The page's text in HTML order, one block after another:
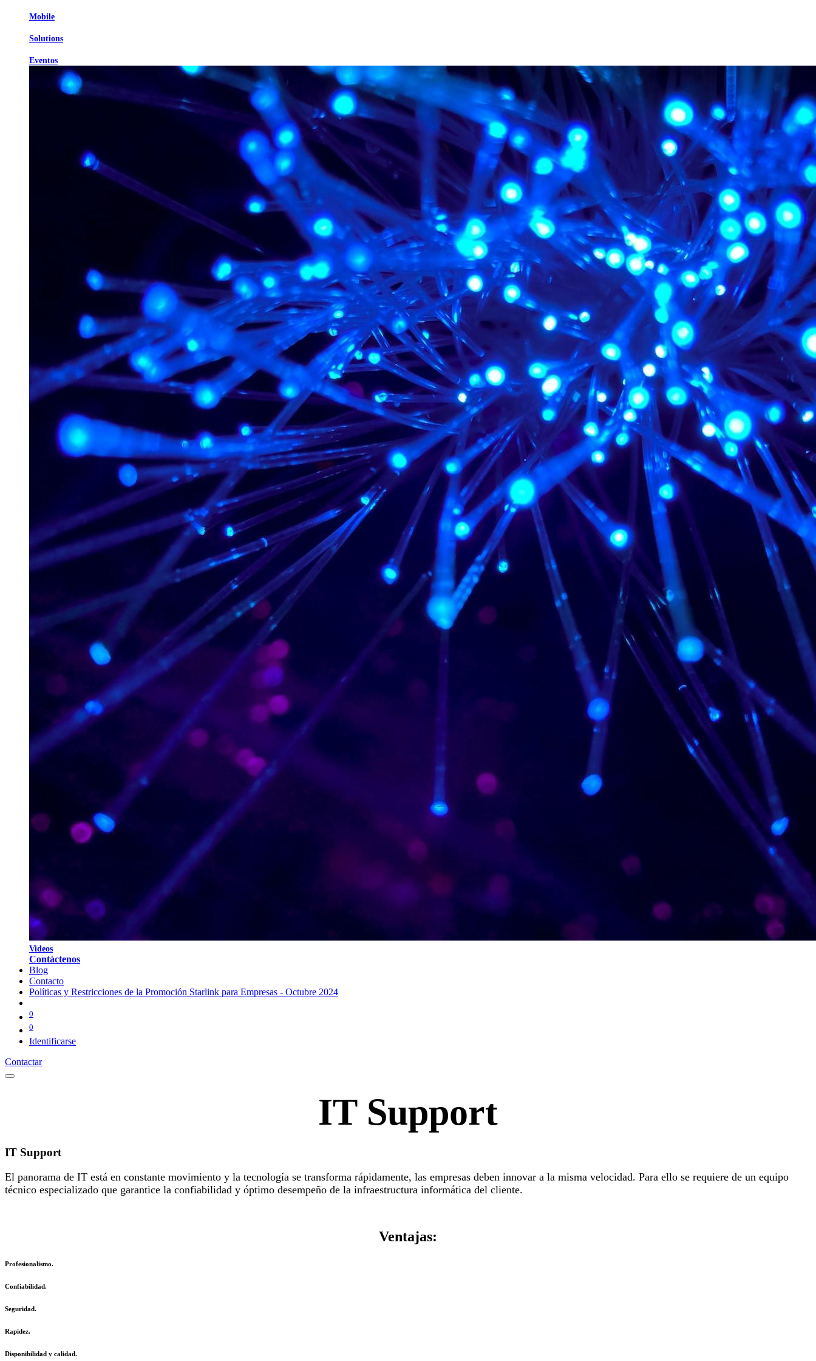
Mobile
Solutions
Eventos
Videos
Contáctenos
Blog
Contacto
Políticas y Restricciones de la Promoción Starlink para Empresas - Octubre 2024
0
0
Identificarse
Contactar
IT Support
IT Support
El panorama de IT está en constante movimiento y la tecnología se transforma rápidamente, las empresas deben innovar a la misma velocidad. Para ello se requiere de un equipo
técnico especializado que garantice la confiabilidad y óptimo desempeño de la infraestructura informática del cliente.
Ventajas:
Profesionalismo.
Confiabilidad.
Seguridad.
Rapidez.
Disponibilidad y calidad.